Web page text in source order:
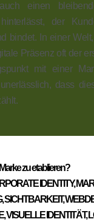
einen
der
bindet. In einer
Präsenz oft der
mit einer
dass
zu etablieren?
IDENTITY,
SICHTBARKEIT,
VISUELLE IDENTITÄT,